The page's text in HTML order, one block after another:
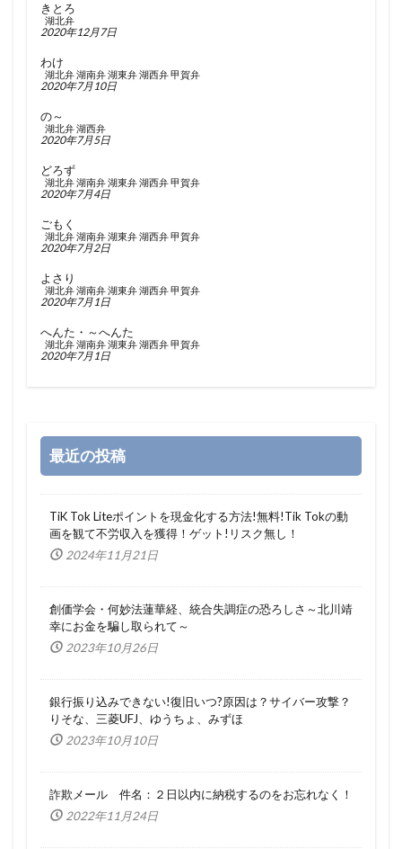
きとろ
湖北弁
2020年12月7日
わけ
湖北弁湖南弁湖東弁湖西弁甲賀弁
2020年7月10日
の～
湖北弁湖西弁
2020年7月5日
どろず
湖北弁湖南弁湖東弁湖西弁甲賀弁
2020年7月4日
ごもく
湖北弁湖南弁湖東弁湖西弁甲賀弁
2020年7月2日
よさり
湖北弁湖南弁湖東弁湖西弁甲賀弁
2020年7月1日
へんた・～へんた
湖北弁湖南弁湖東弁湖西弁甲賀弁
2020年7月1日
最近の投稿
TiK Tok Liteポイントを現金化する方法!無料!Tik Tokの動
画を観て不労収入を獲得！ゲット!リスク無し！
2024年11月21日
創価学会・何妙法蓮華経、統合失調症の恐ろしさ～北川靖
幸にお金を騙し取られて～
2023年10月26日
銀行振り込みできない!復旧いつ?原因は？サイバー攻撃？
りそな、三菱UFJ、ゆうちょ、みずほ
2023年10月10日
詐欺メール 件名：２日以内に納税するのをお忘れなく！
2022年11月24日